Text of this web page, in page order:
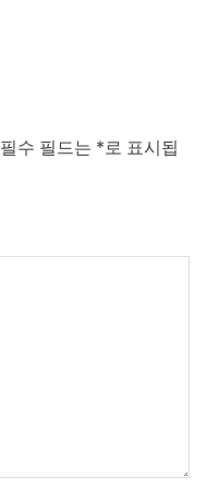
필수 필드는 *로 표시됩